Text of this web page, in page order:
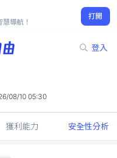
導航！
打開
登入
08/10 05:30
獲利能力 安全性分析